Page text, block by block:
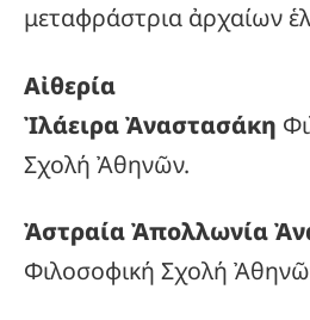
μεταφράστρια ἀρχαίων
Αἰθερία
Ἰλάειρα Ἀναστασάκη
Σχολή Ἀθηνῶν.
Ἀστραία Ἀπολλωνία
Φιλοσοφική Σχολή